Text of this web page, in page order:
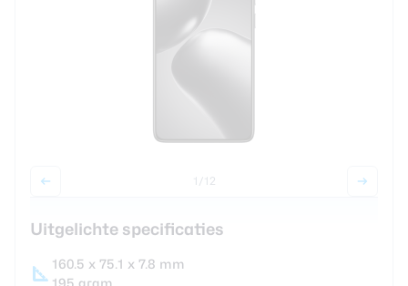
1 /12
Uitgelichte specificaties
160.5 x 75.1 x 7.8 mm
195 gram
Login